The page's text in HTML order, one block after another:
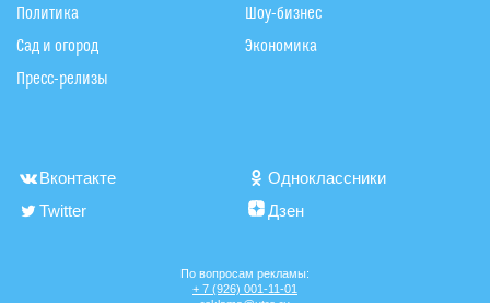
Политика
Сад и огород
Пресс-релизы
Шоу-бизнес
Экономика
Вконтакте
Одноклассники
Twitter
Дзен
По вопросам рекламы:
+ 7 (926) 001-11-01